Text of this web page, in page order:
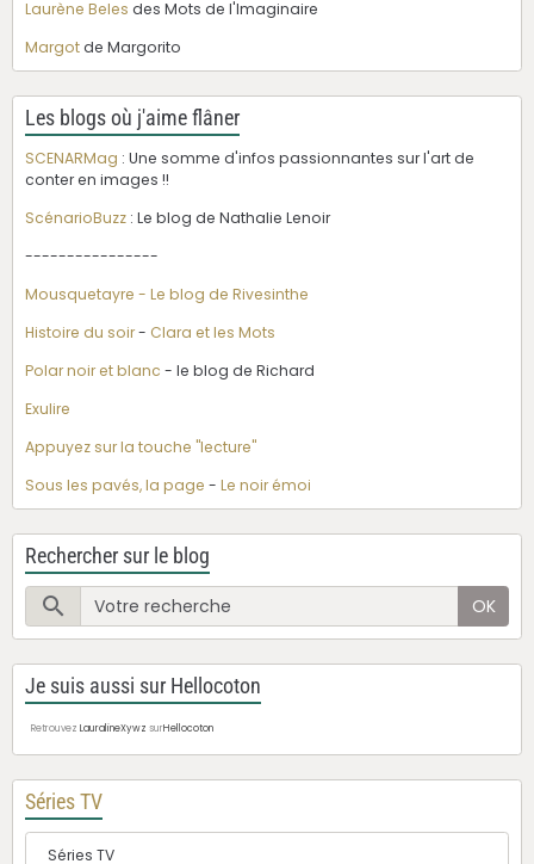
Laurène Beles des Mots de l'Imaginaire
Margotde Margorito
Les blogs où j'aime flâner
SCENARMag : Une somme d'infos passionnantes sur l'art de
conter en images !!
ScénarioBuzz : Le blog de Nathalie Lenoir
----------------
Mousquetayre - Le blog de Rivesinthe
Histoire du soir- Clara et les Mots
Polar noir et blanc - le blog de Richard
Exulire
Appuyez sur la touche "lecture"
Sous les pavés, la page - Le noir émoi
Rechercher sur le blog
OK
Je suis aussi sur Hellocoton
Retrouvez LauralineXywz surHellocoton
Séries TV
Séries TV